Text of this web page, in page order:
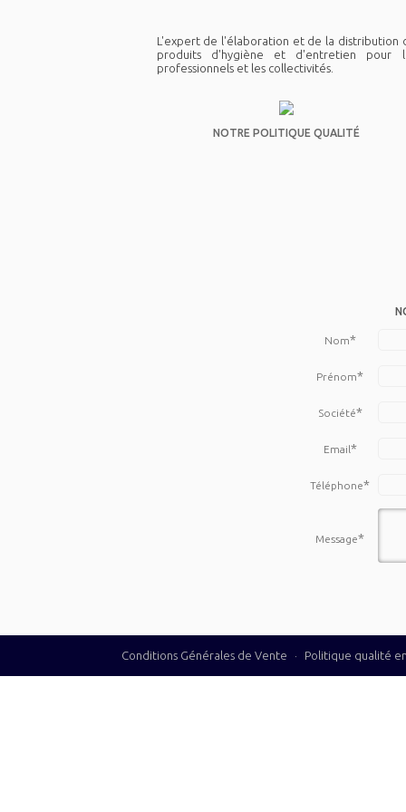
L'expert de l'élaboration et de la distribution
produits d'hygiène et d'entretien pour
professionnels et les collectivités.
NOTRE POLITIQUE QUALITÉ
Nom*
Prénom*
Société*
Email*
Téléphone*
Message*
Conditions Générales de Vente · Politique qualité